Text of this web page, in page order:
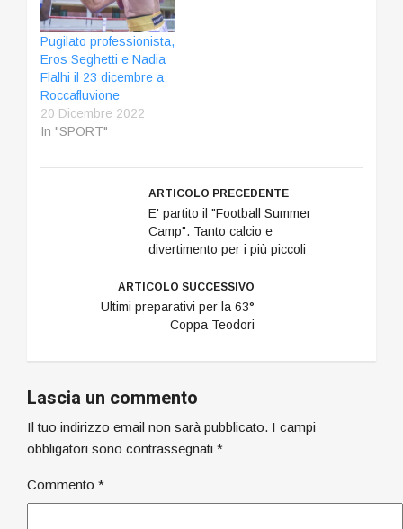
Pugilato professionista,
Eros Seghetti e Nadia
Flalhi il 23 dicembre a
Roccafluvione
20 Dicembre 2022
In "SPORT"
ARTICOLO PRECEDENTE
E' partito il "Football Summer
Camp". Tanto calcio e
divertimento per i più piccoli
ARTICOLO SUCCESSIVO
Ultimi preparativi per la 63°
Coppa Teodori
Lascia un commento
Il tuo indirizzo email non sarà pubblicato. I campi
obbligatori sono contrassegnati *
Commento *